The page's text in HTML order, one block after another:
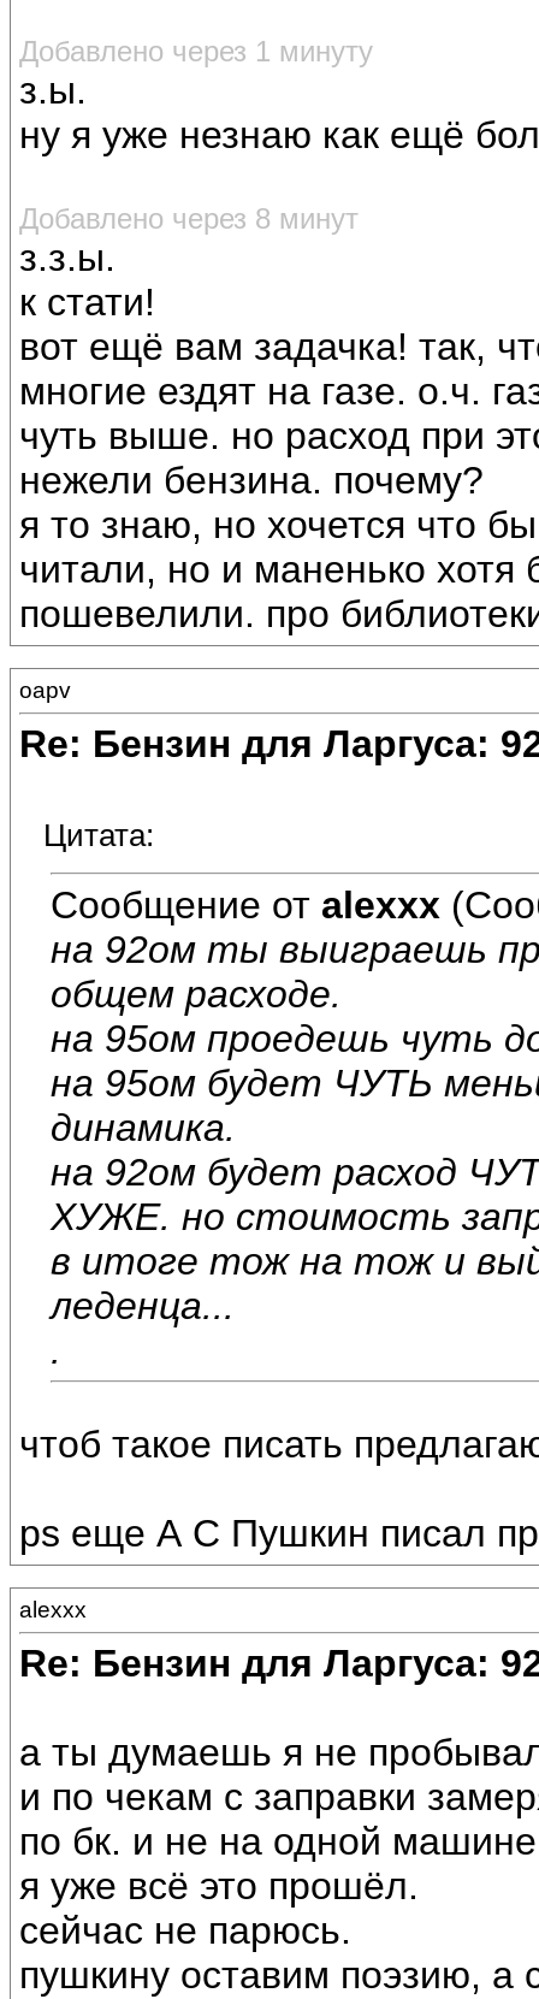
Добавлено через 1 минуту
з.ы.
ну я уже незнаю как ещё
Добавлено через 8 минут
з.з.ы.
к стати!
вот ещё вам задачка! так,
многие ездят на газе. о.ч.
чуть выше. но расход при
нежели бензина. почему?
я то знаю, но хочется что
читали, но и маненько хотя
пошевелили. про
oapv
Re: Бензин для Ларгуса:
Цитата:
Сообщение от alexxx
на 92ом ты выиграешь
общем расходе.
на 95ом проедешь чуть
на 95ом будет ЧУТЬ
динамика.
на 92ом будет расход
ХУЖЕ. но стоимость
в итоге тож на тож и
леденца...
.
чтоб такое писать
ps еще А С Пушкин писал
alexxx
Re: Бензин для Ларгуса:
а ты думаешь я не
и по чекам с заправки
по бк. и не на одной
я уже всё это прошёл.
сейчас не парюсь.
пушкину оставим поэзию, а